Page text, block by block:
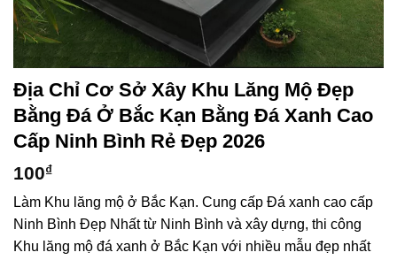
Địa Chỉ Cơ Sở Xây Khu Lăng Mộ Đẹp
Bằng Đá Ở Bắc Kạn Bằng Đá Xanh Cao
Cấp Ninh Bình Rẻ Đẹp 2026
100₫
Làm Khu lăng mộ ở Bắc Kạn. Cung cấp Đá xanh cao cấp
Ninh Bình Đẹp Nhất từ Ninh Bình và xây dựng, thi công
Khu lăng mộ đá xanh ở Bắc Kạn với nhiều mẫu đẹp nhất